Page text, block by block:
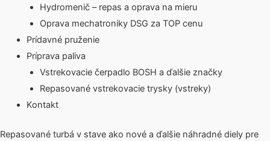
Hydromenič – repas a oprava na mieru
Oprava mechatroniky DSG za TOP cenu
Prídavné pruženie
Príprava paliva
Vstrekovacie čerpadlo BOSH a ďalšie značky
Repasované vstrekovacie trysky (vstreky)
Kontakt
Repasované turbá v stave ako nové a ďalšie náhradné diely pre